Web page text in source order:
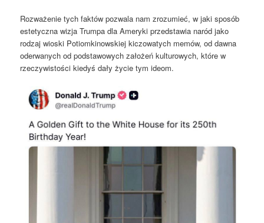
Rozważenie tych faktów pozwala nam zrozumieć, w jaki sposób
estetyczna wizja Trumpa dla Ameryki przedstawia naród jako
rodzaj wioski Potiomkinowskiej kiczowatych memów, od dawna
oderwanych od podstawowych założeń kulturowych, które w
rzeczywistości kiedyś dały życie tym ideom.